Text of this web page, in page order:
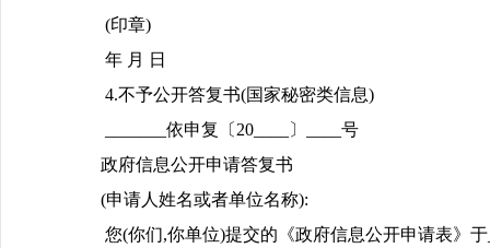
(印章)
年 月 日
4.不予公开答复书(国家秘密类信息)
_______依申复〔20____〕____号
政府信息公开申请答复书
(申请人姓名或者单位名称):
您(你们,你单位)提交的《政府信息公开申请表》于